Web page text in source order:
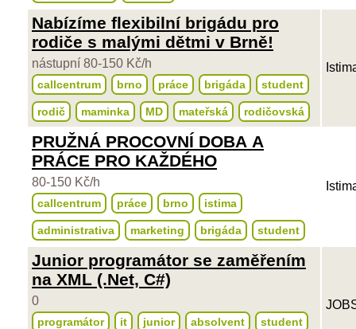
Nabízíme flexibilní brigádu pro
rodiče s malými dětmi v Brně!
nástupní 80-150 Kč/h
callcentrum brno práce brigáda student
rodič maminka MD mateřská rodičovská
PRUŽNÁ PROCOVNÍ DOBA A
PRÁCE PRO KAŽDÉHO
80-150 Kč/h
callcentrum práce brno istima
administrativa marketing brigáda student
Junior programátor se zaměřením
na XML (.Net, C#)
0
programátor it junior absolvent student